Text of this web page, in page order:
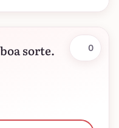
sorte. 0